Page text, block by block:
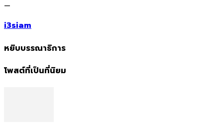
—
i3siam
หยิบบรรณาธิการ
โพสต์ที่เป็นที่นิยม